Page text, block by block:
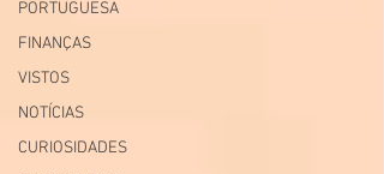
PORTUGUESA
FINANÇAS
VISTOS
NOTÍCIAS
CURIOSIDADES